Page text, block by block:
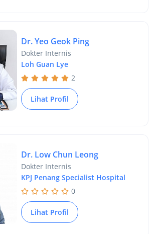
Dr. Yeo Geok Ping
Dokter Internis
Loh Guan Lye
2
Lihat Profil
Dr. Low Chun Leong
Dokter Internis
KPJ Penang Specialist Hospital
0
Lihat Profil